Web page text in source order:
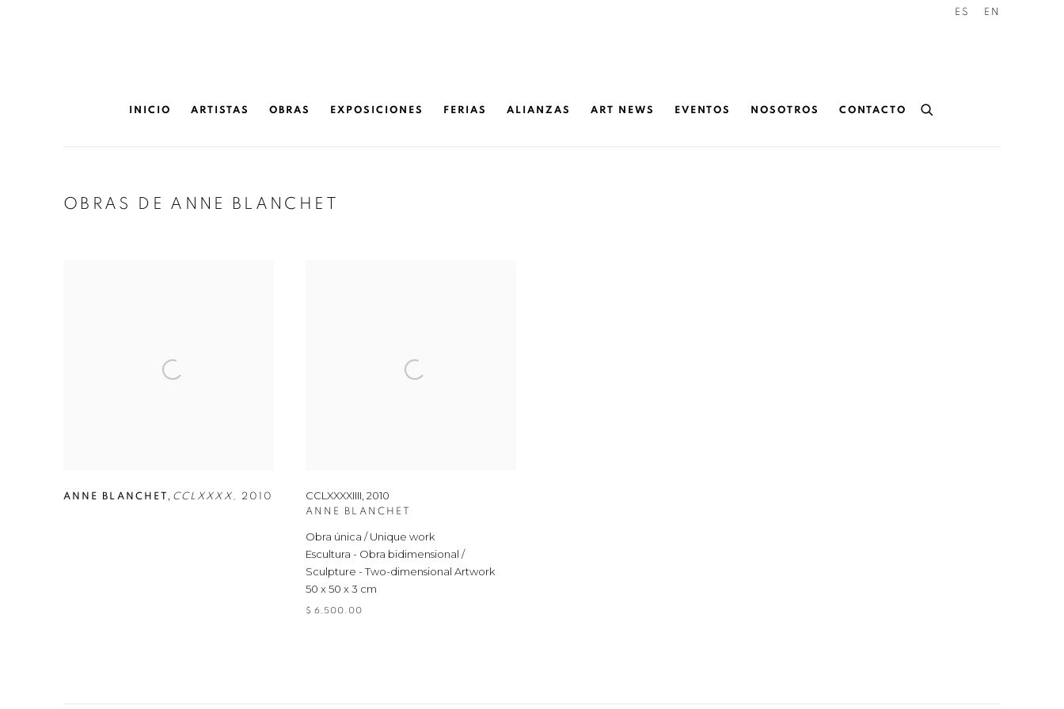
INICIO ARTISTAS OBRAS EXPOSICIONES FERIAS ALIANZAS ART NEWS EVENTOS NOSOTROS CONTACTO
ES EN
OBRAS DE ANNE BLANCHET
ANNE BLANCHET CCLXXXX, 2010 CCLXXXXIIII 2010
ANNE BLANCHET
Obra única / Unique work
Escultura - Obra bidimensional /
Sculpture - Two-dimensional Artwork
50 x 50 x 3 cm
$ 6,500.00